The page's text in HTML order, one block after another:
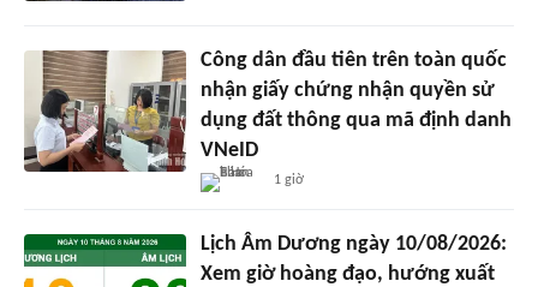
Công dân đầu tiên trên toàn quốc
nhận giấy chứng nhận quyền sử
dụng đất thông qua mã định danh
VNeID
1 giờ
Lịch Âm Dương ngày 10/08/2026:
Xem giờ hoàng đạo, hướng xuất